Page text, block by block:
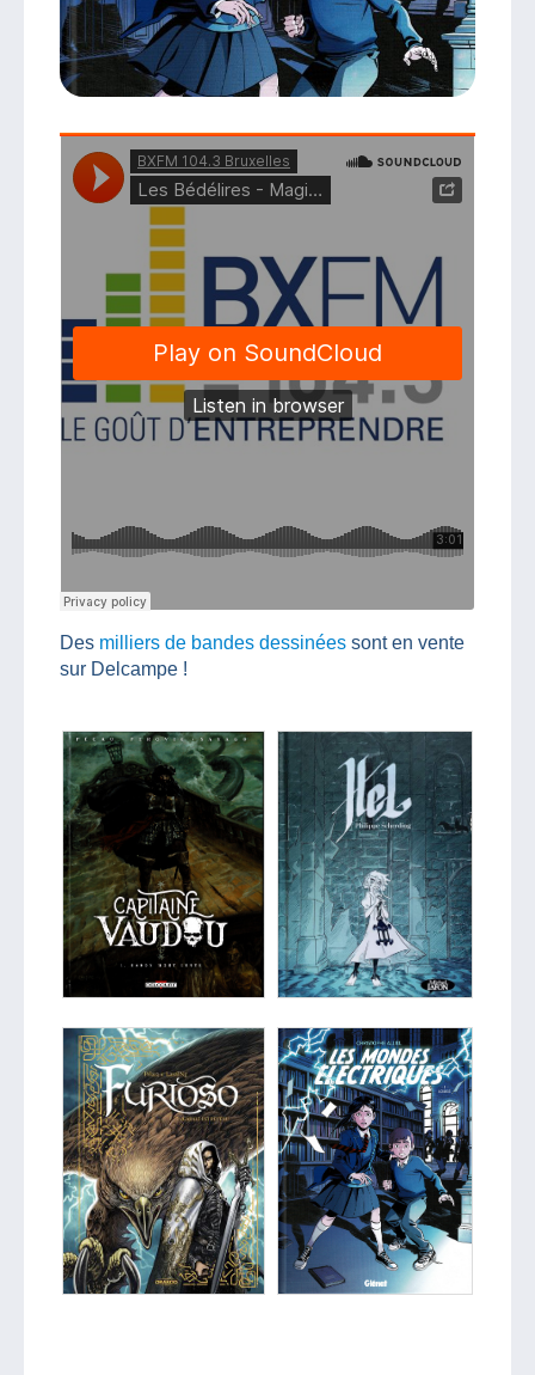
Des milliers de bandes dessinées sont en vente
sur Delcampe !